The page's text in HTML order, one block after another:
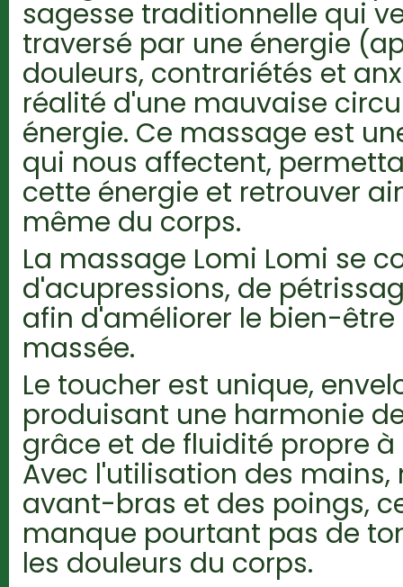
sagesse traditionnelle qui
traversé par une énergie
douleurs, contrariétés et
réalité d'une mauvaise
énergie. Ce massage est
qui nous affectent,
cette énergie et retrouver
même du corps.
La massage Lomi Lomi se
d'acupressions, de
afin d'améliorer le bien-être
massée.
Le toucher est unique,
produisant une harmonie
grâce et de fluidité propre
Avec l'utilisation des
avant-bras et des poings,
manque pourtant pas de
les douleurs du corps.